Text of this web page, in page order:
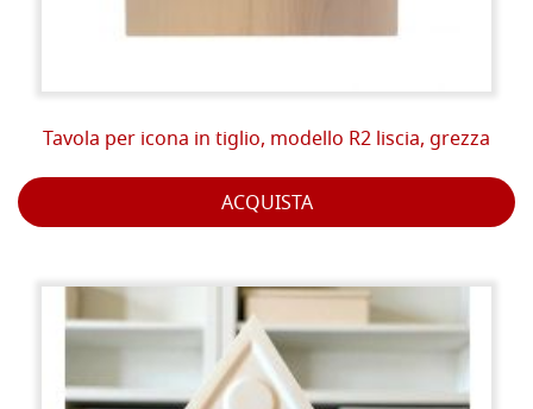
Tavola per icona in tiglio, modello R2 liscia, grezza
ACQUISTA